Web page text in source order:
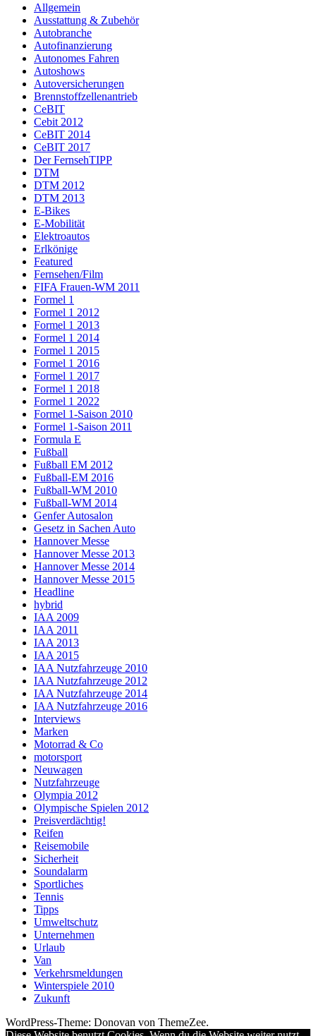
Allgemein
Ausstattung & Zubehör
Autobranche
Autofinanzierung
Autonomes Fahren
Autoshows
Autoversicherungen
Brennstoffzellenantrieb
CeBIT
Cebit 2012
CeBIT 2014
CeBIT 2017
Der FernsehTIPP
DTM
DTM 2012
DTM 2013
E-Bikes
E-Mobilität
Elektroautos
Erlkönige
Featured
Fernsehen/Film
FIFA Frauen-WM 2011
Formel 1
Formel 1 2012
Formel 1 2013
Formel 1 2014
Formel 1 2015
Formel 1 2016
Formel 1 2017
Formel 1 2018
Formel 1 2022
Formel 1-Saison 2010
Formel 1-Saison 2011
Formula E
Fußball
Fußball EM 2012
Fußball-EM 2016
Fußball-WM 2010
Fußball-WM 2014
Genfer Autosalon
Gesetz in Sachen Auto
Hannover Messe
Hannover Messe 2013
Hannover Messe 2014
Hannover Messe 2015
Headline
hybrid
IAA 2009
IAA 2011
IAA 2013
IAA 2015
IAA Nutzfahrzeuge 2010
IAA Nutzfahrzeuge 2012
IAA Nutzfahrzeuge 2014
IAA Nutzfahrzeuge 2016
Interviews
Marken
Motorrad & Co
motorsport
Neuwagen
Nutzfahrzeuge
Olympia 2012
Olympische Spielen 2012
Preisverdächtig!
Reifen
Reisemobile
Sicherheit
Soundalarm
Sportliches
Tennis
Tipps
Umweltschutz
Unternehmen
Urlaub
Van
Verkehrsmeldungen
Winterspiele 2010
Zukunft
WordPress-Theme: Donovan von ThemeZee.